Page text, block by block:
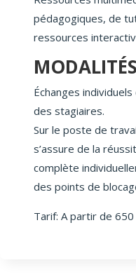
pédagogiques, de
ressources
Échanges
des stagiaires.
Sur le poste de
s’assure de la
complète
des points de
Tarif: A partir de